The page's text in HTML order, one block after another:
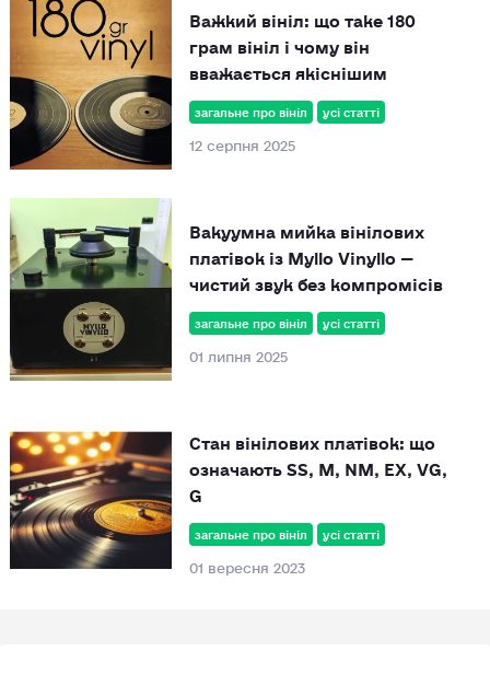
загальне про вініл усі статті
12 серпня 2025
Важкий вініл: що таке 180
грам вініл і чому він
вважається якіснішим
загальне про вініл усі статті
01 липня 2025
Вакуумна мийка вінілових
платівок із Myllo Vinyllo —
чистий звук без компромісів
загальне про вініл усі статті
01 вересня 2023
Стан вінілових платівок: що
означають SS, M, NM, EX, VG,
G